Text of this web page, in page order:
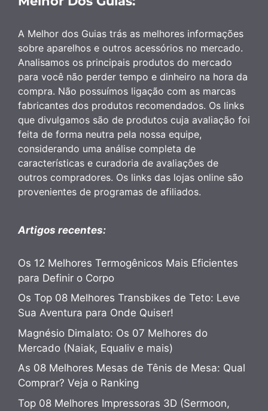
A Melhor dos Guias trás as melhores informações
sobre aparelhos e outros acessórios no mercado.
Analisamos os principais produtos do mercado
para você não perder tempo e dinheiro na hora da
compra. Não possuímos ligação com as marcas
fabricantes dos produtos recomendados. Os links
que divulgamos são de produtos cuja avaliação foi
feita de forma neutra pela nossa equipe,
considerando uma análise completa de
características e curadoria de avaliações de
outros compradores. Os links das lojas online são
provenientes de programas de afiliados.
Artigos recentes:
Os 12 Melhores Termogênicos Mais Eficientes
para Definir o Corpo
Os Top 08 Melhores Transbikes de Teto: Leve
Sua Aventura para Onde Quiser!
Magnésio Dimalato: Os 07 Melhores do
Mercado (Naiak, Equaliv e mais)
As 08 Melhores Mesas de Tênis de Mesa: Qual
Comprar? Veja o Ranking
Top 08 Melhores Impressoras 3D (Sermoon,